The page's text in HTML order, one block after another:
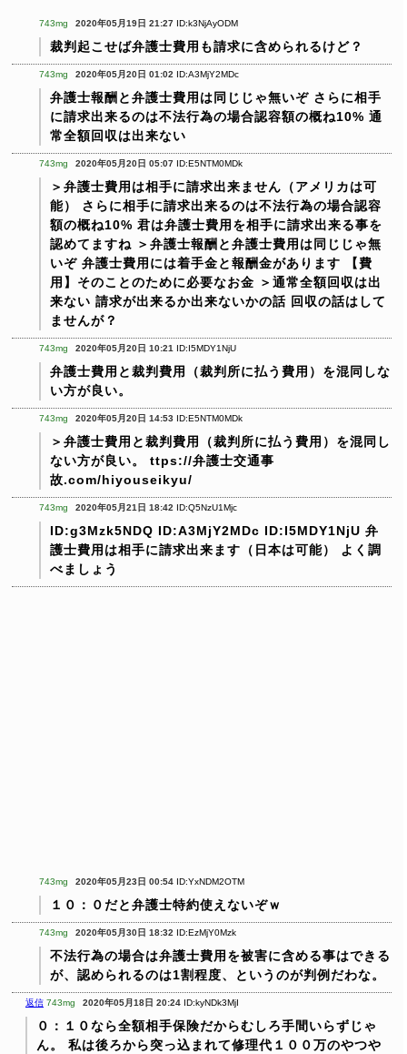
743mg 2020年05月19日 21:27 ID:k3NjAyODM
裁判起こせば弁護士費用も請求に含められるけど？
743mg 2020年05月20日 01:02 ID:A3MjY2MDc
弁護士報酬と弁護士費用は同じじゃ無いぞ さらに相手
に請求出来るのは不法行為の場合認容額の概ね10% 通
常全額回収は出来ない
743mg 2020年05月20日 05:07 ID:E5NTM0MDk
＞弁護士費用は相手に請求出来ません（アメリカは可
能）
さらに相手に請求出来るのは不法行為の場合認容
額の概ね10% 君は弁護士費用を相手に請求出来る事を
認めてますね ＞弁護士報酬と弁護士費用は同じじゃ無
いぞ 弁護士費用には着手金と報酬金があります 【費
用】そのことのために必要なお金 ＞通常全額回収は出
来ない 請求が出来るか出来ないかの話 回収の話はして
ませんが？
743mg 2020年05月20日 10:21 ID:I5MDY1NjU
弁護士費用と裁判費用（裁判所に払う費用）を混同しな
い方が良い。
743mg 2020年05月20日 14:53 ID:E5NTM0MDk
＞弁護士費用と裁判費用（裁判所に払う費用）を混同し
ない方が良い。
ttps://弁護士交通事
故.com/hiyouseikyu/
743mg 2020年05月21日 18:42 ID:Q5NzU1Mjc
ID:g3Mzk5NDQ ID:A3MjY2MDc ID:I5MDY1NjU 弁
護士費用は相手に請求出来ます（日本は可能）
よく調
べましょう
743mg 2020年05月23日 00:54 ID:YxNDM2OTM
１０：０だと弁護士特約使えないぞｗ
743mg 2020年05月30日 18:32 ID:EzMjY0Mzk
不法行為の場合は弁護士費用を被害に含める事はできる
が、認められるのは1割程度、というのが判例だわな。
返信 743mg 2020年05月18日 20:24 ID:kyNDk3MjI
０：１０なら全額相手保険だからむしろ手間いらずじゃ
ん。
私は後ろから突っ込まれて修理代１００万のやつや